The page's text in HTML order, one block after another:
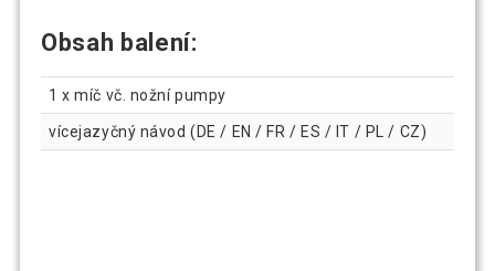
Obsah balení:
1 x míč vč. nožní pumpy
vícejazyčný návod (DE / EN / FR / ES / IT / PL / CZ)